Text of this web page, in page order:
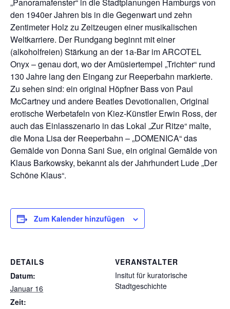
den 1940er Jahren bis in die Gegenwart und zehn
Zentimeter Holz zu Zeitzeugen einer musikalischen
Weltkarriere. Der Rundgang beginnt mit einer
(alkoholfreien) Stärkung an der 1a-Bar im ARCOTEL
Onyx – genau dort, wo der Amüsiertempel „Trichter“ rund
130 Jahre lang den Eingang zur Reeperbahn markierte.
Zu sehen sind: ein original Höpfner Bass von Paul
McCartney und andere Beatles Devotionalien, Original
erotische Werbetafeln von Kiez-Künstler Erwin Ross, der
auch das Einlasszenario in das Lokal „Zur Ritze“ malte,
die Mona Lisa der Reeperbahn – „DOMENICA“ das
Gemälde von Donna Sani Sue, ein original Gemälde von
Klaus Barkowsky, bekannt als der Jahrhundert Lude „Der
Schöne Klaus“.
Zum Kalender hinzufügen
DETAILS
Datum:
Januar 16
Zeit:
VERANSTALTER
Insitut für kuratorische
Stadtgeschichte